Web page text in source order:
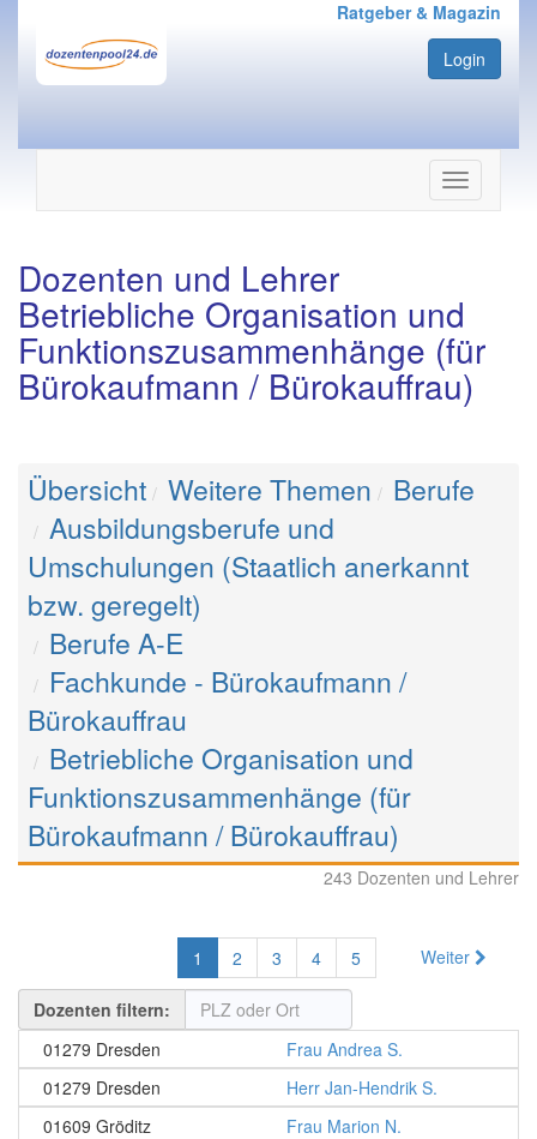
Ratgeber & Magazin
Login
Navigation
ein-/
Dozenten und Lehrer
Betriebliche Organisation und
Funktionszusammenhänge (für
Bürokaufmann / Bürokauffrau)
Übersicht Weitere Themen
Berufe
Ausbildungsberufe und
Umschulungen (Staatlich anerkannt
bzw. geregelt)
Berufe A-E
Fachkunde - Bürokaufmann /
Bürokauffrau
Betriebliche Organisation und
Funktionszusammenhänge (für
Bürokaufmann / Bürokauffrau)
243 Dozenten und Lehrer
1 2 3 4 5 Weiter
Dozenten filtern:
01279 Dresden
Frau Andrea S.
01279 Dresden
Herr Jan-Hendrik S.
01609 Gröditz
Frau Marion N.